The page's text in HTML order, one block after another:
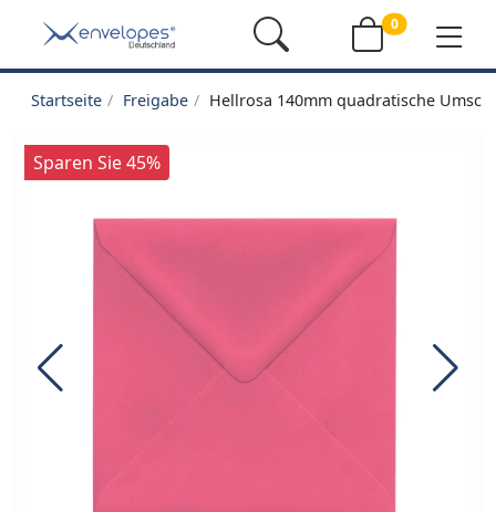
0
Startseite Freigabe Hellrosa 140mm quadratische
Sparen Sie 45%